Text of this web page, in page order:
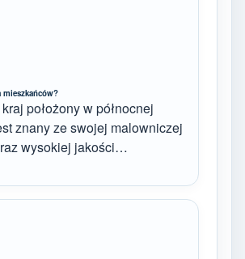
mieszkańców?
położony w północnej
znany ze swojej malowniczej
wysokiej jakości…